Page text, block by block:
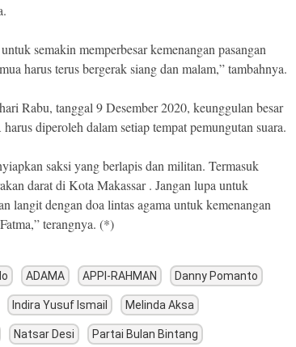
semakin memperbesar kemenangan pasangan
harus terus bergerak siang dan malam,” tambahnya.
Rabu, tanggal 9 Desember 2020, keunggulan besar
diperoleh dalam setiap tempat pemungutan suara.
saksi yang berlapis dan militan. Termasuk
darat di Kota Makassar . Jangan lupa untuk
langit dengan doa lintas agama untuk kemenangan
terangnya. (*)
ADAMA APPI-RAHMAN Danny Pomanto
Indira Yusuf Ismail Melinda Aksa
Natsar Desi Partai Bulan Bintang